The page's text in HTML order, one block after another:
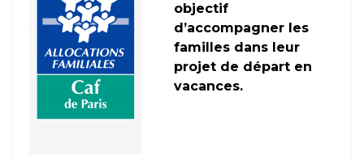
objectif
d’accompagner les
familles dans leur
projet de départ en
vacances.